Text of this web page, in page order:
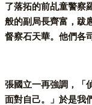
了落拓的前乩童警察
般的副局長齊富，跋
督察石天華。他們各
張國立一再強調，「
面對自己。」於是我